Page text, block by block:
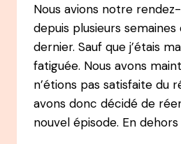
Nous avions notre
depuis plusieurs
dernier. Sauf que j’étais
fatiguée. Nous avons
n’étions pas satisfaite du
avons donc décidé de
nouvel épisode. En dehors